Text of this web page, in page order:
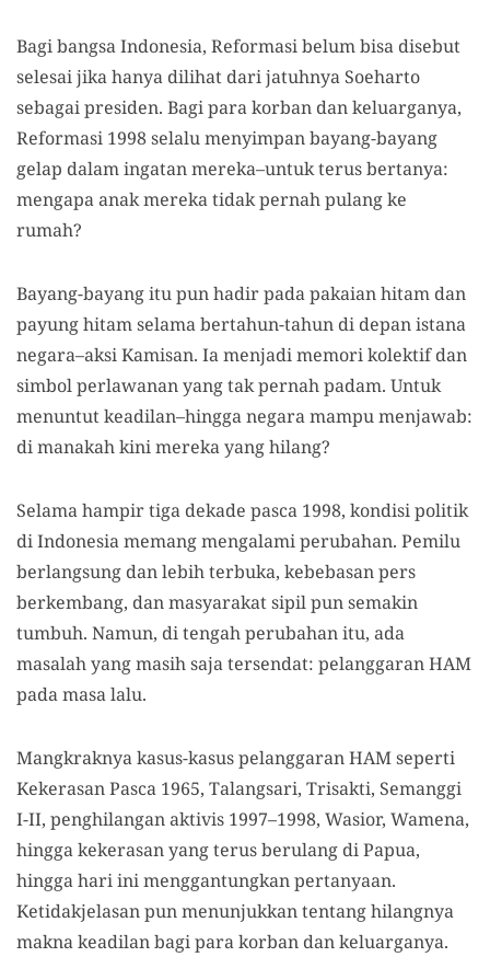
Bagi bangsa Indonesia, Reformasi belum bisa disebut
selesai jika hanya dilihat dari jatuhnya Soeharto
sebagai presiden. Bagi para korban dan keluarganya,
Reformasi 1998 selalu menyimpan bayang-bayang
gelap dalam ingatan mereka–untuk terus bertanya:
mengapa anak mereka tidak pernah pulang ke
rumah?
Bayang-bayang itu pun hadir pada pakaian hitam dan
payung hitam selama bertahun-tahun di depan istana
negara–aksi Kamisan. Ia menjadi memori kolektif dan
simbol perlawanan yang tak pernah padam. Untuk
menuntut keadilan–hingga negara mampu menjawab:
di manakah kini mereka yang hilang?
Selama hampir tiga dekade pasca 1998, kondisi politik
di Indonesia memang mengalami perubahan. Pemilu
berlangsung dan lebih terbuka, kebebasan pers
berkembang, dan masyarakat sipil pun semakin
tumbuh. Namun, di tengah perubahan itu, ada
masalah yang masih saja tersendat: pelanggaran HAM
pada masa lalu.
Mangkraknya kasus-kasus pelanggaran HAM seperti
Kekerasan Pasca 1965, Talangsari, Trisakti, Semanggi
I-II, penghilangan aktivis 1997–1998, Wasior, Wamena,
hingga kekerasan yang terus berulang di Papua,
hingga hari ini menggantungkan pertanyaan.
Ketidakjelasan pun menunjukkan tentang hilangnya
makna keadilan bagi para korban dan keluarganya.